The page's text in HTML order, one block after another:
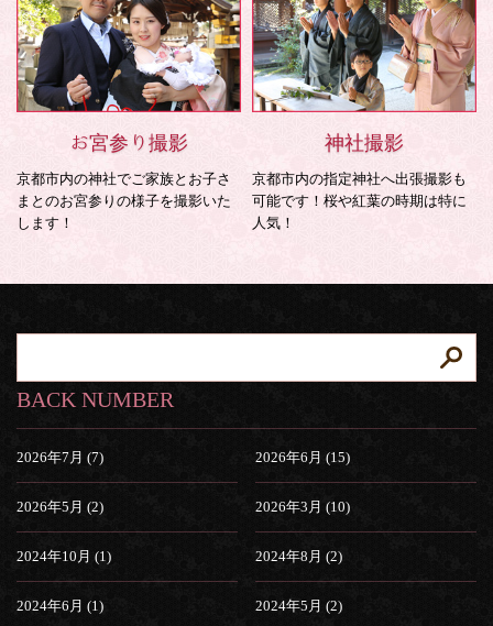
お宮参り撮影
京都市内の神社でご家族とお子さ
まとのお宮参りの様子を撮影いた
します！
神社撮影
京都市内の指定神社へ出張撮影も
可能です！桜や紅葉の時期は特に
人気！
BACK NUMBER
2026年7月 (7) 2026年6月 (15)
2026年5月 (2) 2026年3月 (10)
2024年10月 (1) 2024年8月 (2)
2024年6月 (1) 2024年5月 (2)